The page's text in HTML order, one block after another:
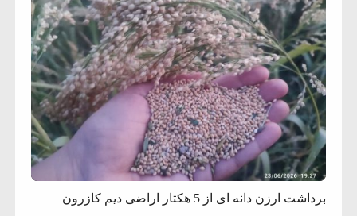
برداشت ارزن دانه ای از 5 هکتار اراضی دیم کازرون